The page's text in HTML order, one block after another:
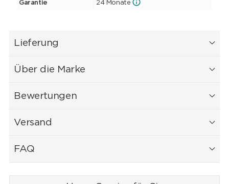
Garantie 24 Monate
Lieferung
Über die Marke
Bewertungen
Versand
FAQ